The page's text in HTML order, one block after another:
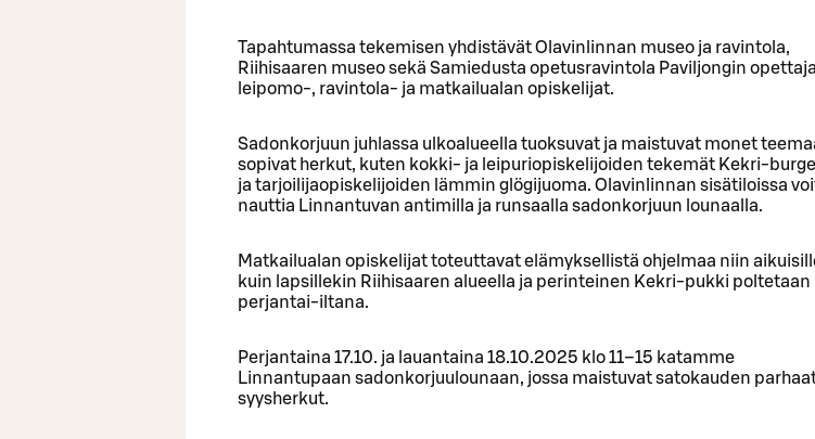
Tapahtumassa tekemisen yhdistävät Olavinlinnan museo ja ravintola,
Riihisaaren museo sekä Samiedusta opetusravintola Paviljongin
leipomo-, ravintola- ja matkailualan opiskelijat.
Sadonkorjuun juhlassa ulkoalueella tuoksuvat ja maistuvat monet
sopivat herkut, kuten kokki- ja leipuriopiskelijoiden tekemät Kekri-
ja tarjoilijaopiskelijoiden lämmin glögijuoma. Olavinlinnan sisätiloissa
nauttia Linnantuvan antimilla ja runsaalla sadonkorjuun lounaalla.
Matkailualan opiskelijat toteuttavat elämyksellistä ohjelmaa niin
kuin lapsillekin Riihisaaren alueella ja perinteinen Kekri-pukki poltetaan
perjantai-iltana.
Perjantaina 17.10. ja lauantaina 18.10.2025 klo 11–15 katamme
Linnantupaan sadonkorjuulounaan, jossa maistuvat satokauden
syysherkut.